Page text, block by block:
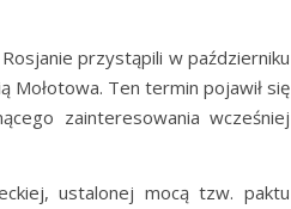
przystąpili w październiku
Mołotowa. Ten termin pojawił się
zainteresowania wcześniej
ustalonej mocą tzw. paktu